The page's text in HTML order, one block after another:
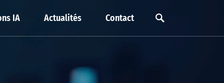
IA Actualités Contact